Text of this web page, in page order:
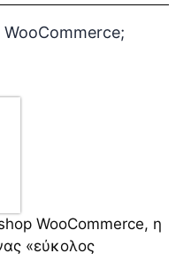
WooCommerce, η
«εύκολος